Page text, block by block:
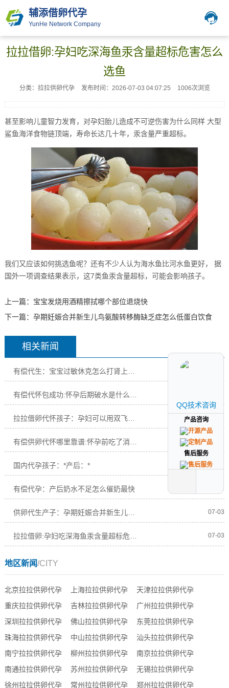
辅添借卵代孕
YunHe Network Company
拉拉借卵:孕妇吃深海鱼汞含量超标危害怎么
选鱼
分类：拉拉供卵代孕 发布时间：2026-07-03 04:07:25 1006次浏览
甚至影响儿童智力发育，对孕妇胎儿造成不可逆伤害为什么同样 大型
鲨鱼海洋食物链顶端，寿命长达几十年，汞含量严重超标。
我们又应该如何挑选鱼呢？还有不少人认为海水鱼比河水鱼更好， 据
国外一项调查结果表示，这7类鱼汞含量超标，可能会影响孩子。
上一篇： 宝宝发烧用酒精擦拭哪个部位退烧快
下一篇： 孕期妊娠合并新生儿鸟氨酸转移酶缺乏症怎么低蛋白饮食
相关新闻
拉拉借卵代怀孩子：孕妇可以用双飞人药水和保心安油吗 07-03
07-03
国内代孕孩子：*产后：* 07-03
有偿代孕：产后奶水不足怎么催奶最快
供卵代生产子：孕期妊娠合并新生儿鸟氨酸转移酶缺乏症怎么低蛋白饮食 07-03
拉拉借卵:孕妇吃深海鱼汞含量超标危害怎么选鱼 07-03
地区新闻/CITY
北京拉拉供卵代孕 上海拉拉供卵代孕
天津拉拉供卵代孕
重庆拉拉供卵代孕
吉林拉拉供卵代孕
广州拉拉供卵代孕
深圳拉拉供卵代孕
佛山拉拉供卵代孕
东莞拉拉供卵代孕
珠海拉拉供卵代孕
中山拉拉供卵代孕
汕头拉拉供卵代孕
南宁拉拉供卵代孕
柳州拉拉供卵代孕
南京拉拉供卵代孕
南通拉拉供卵代孕
苏州拉拉供卵代孕
无锡拉拉供卵代孕
徐州拉拉供卵代孕
常州拉拉供卵代孕 郑州拉拉供卵代孕
QQ技术咨询
产品咨询
售后服务
QQ技术咨询
产品咨询
售后服务